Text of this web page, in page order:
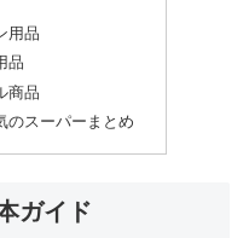
用品
品
商品
のスーパーまとめ
ガイド